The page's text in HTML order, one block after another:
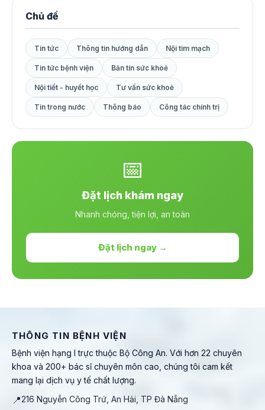
Chủ đề
Tin tức Thông tin hướng dẫn Nội tim mạch
Tin tức bệnh viện Bản tin sức khoẻ
Nội tiết - huyết học Tư vấn sức khoẻ
Tin trong nước Thông báo Công tác chính trị
📅
Đặt lịch khám ngay
Nhanh chóng, tiện lợi, an toàn
Đặt lịch ngay →
THÔNG TIN BỆNH VIỆN
Bệnh viện hạng I trực thuộc Bộ Công An. Với hơn 22 chuyên
khoa và 200+ bác sĩ chuyên môn cao, chúng tôi cam kết
mang lại dịch vụ y tế chất lượng.
📍216 Nguyễn Công Trứ, An Hải, TP Đà Nẵng